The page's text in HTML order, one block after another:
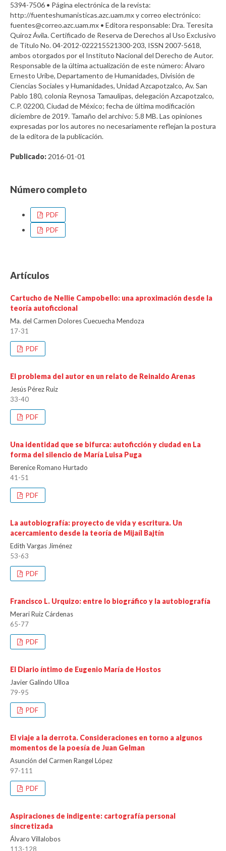
5394-7506 • Página electrónica de la revista:
http://fuenteshumanisticas.azc.uam.mx y correo electrónico:
fuentes@correo.azc.uam.mx • Editora responsable: Dra. Teresita
Quiroz Ávila. Certificado de Reserva de Derechos al Uso Exclusivo
de Título No. 04-2012-022215521300-203, ISSN 2007-5618,
ambos otorgados por el Instituto Nacional del Derecho de Autor.
Responsable de la última actualización de este número: Álvaro
Ernesto Uribe, Departamento de Humanidades, División de
Ciencias Sociales y Humanidades, Unidad Azcapotzalco, Av. San
Pablo 180, colonia Reynosa Tamaulipas, delegación Azcapotzalco,
C.P. 02200, Ciudad de México; fecha de última modificación
diciembre de 2019. Tamaño del archivo: 5.8 MB. Las opiniones
expresadas por los autores no necesariamente reflejan la postura
de la editora de la publicación.
Publicado: 2016-01-01
Número completo
PDF
PDF
Artículos
Cartucho de Nellie Campobello: una aproximación desde la
teoría autoficcional
Ma. del Carmen Dolores Cuecuecha Mendoza
17-31
PDF
El problema del autor en un relato de Reinaldo Arenas
Jesús Pérez Ruiz
33-40
PDF
Una identidad que se bifurca: autoficción y ciudad en La
forma del silencio de María Luisa Puga
Berenice Romano Hurtado
41-51
PDF
La autobiografía: proyecto de vida y escritura. Un
acercamiento desde la teoría de Mijaíl Bajtín
Edith Vargas Jiménez
53-63
PDF
Francisco L. Urquizo: entre lo biográfico y la autobiografía
Merari Ruiz Cárdenas
65-77
PDF
El Diario íntimo de Eugenio María de Hostos
Javier Galindo Ulloa
79-95
PDF
El viaje a la derrota. Consideraciones en torno a algunos
momentos de la poesía de Juan Gelman
Asunción del Carmen Rangel López
97-111
PDF
Aspiraciones de indigente: cartografía personal
sincretizada
Álvaro Villalobos
113-128